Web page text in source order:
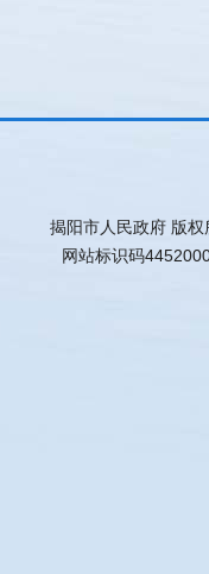
揭阳市人民政府 版
网站标识码